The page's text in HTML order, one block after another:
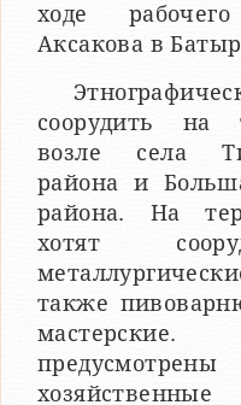
ходе
Аксакова в
соорудить на
возле села
района и
района. На
хотят
также